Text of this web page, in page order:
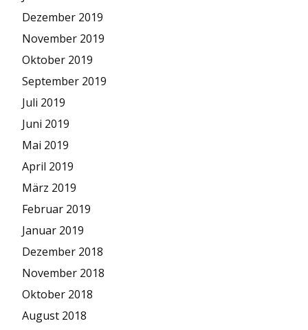
Dezember 2019
November 2019
Oktober 2019
September 2019
Juli 2019
Juni 2019
Mai 2019
April 2019
März 2019
Februar 2019
Januar 2019
Dezember 2018
November 2018
Oktober 2018
August 2018